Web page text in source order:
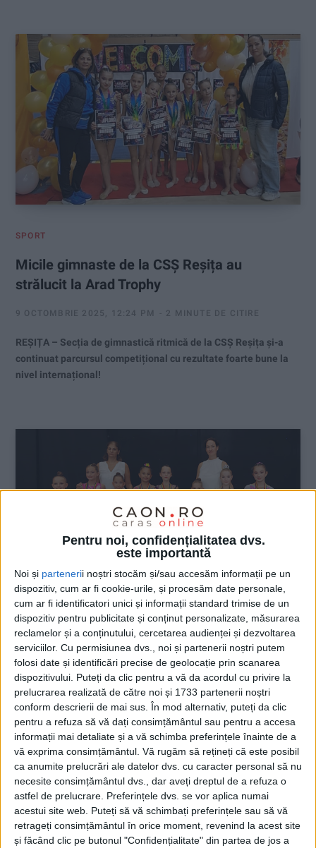
Pentru noi, confidențialitatea dvs.
este importantă
Noi și partenerii noștri stocăm și/sau accesăm informații pe un
dispozitiv, cum ar fi cookie-urile, și procesăm date personale,
cum ar fi identificatori unici și informații standard trimise de un
dispozitiv pentru publicitate și conținut personalizate, măsurarea
reclamelor și a conținutului, cercetarea audienței și dezvoltarea
serviciilor. Cu permisiunea dvs., noi și partenerii noștri putem
folosi date și identificări precise de geolocație prin scanarea
dispozitivului. Puteți da clic pentru a vă da acordul cu privire la
prelucrarea realizată de către noi și 1733 partenerii noștri
conform descrierii de mai sus. În mod alternativ, puteți da clic
pentru a refuza să vă dați consimțământul sau pentru a accesa
informații mai detaliate și a vă schimba preferințele înainte de a
vă exprima consimțământul. Vă rugăm să rețineți că este posibil
ca anumite prelucrări ale datelor dvs. cu caracter personal să nu
necesite consimțământul dvs., dar aveți dreptul de a refuza o
astfel de prelucrare. Preferințele dvs. se vor aplica numai
acestui site web. Puteți să vă schimbați preferințele sau să vă
retrageți consimțământul în orice moment, revenind la acest site
și făcând clic pe butonul "Confidențialitate" din partea de jos a
SPORT
Micile gimnaste de la CSȘ Reșița au
strălucit la Arad Trophy
9 OCTOMBRIE 2025, 12:24 PM 2 MINUTE DE CITIRE
REȘIȚA – Secția de gimnastică ritmică de la CSȘ Reșița și-a
continuat parcursul competițional cu rezultate foarte bune la
nivel internațional!
SPORT
Gimnastele de la CSȘ Reșița, medalii
câștigate la Timișoara
17 SEPTEMBRIE 2025, 07:44 AM 3 MINUTE DE CITIRE
REȘIȚA – Tinerele sportive de la secția de gimnastică ritmică
de la CSȘ Reșița au demonstrat talent, ambiție și multă muncă,
reușind să obțină numeroase medalii la diferite categorii și
probe, la o competiție amicală desfășurată la Timișoara!